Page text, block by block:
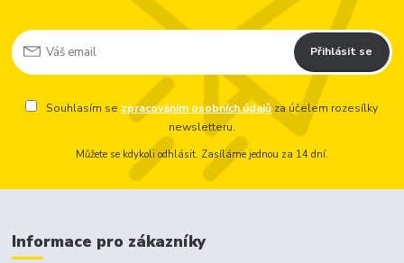
Přihlásit se
Souhlasím se zpracováním osobních údajů za účelem rozesílky
newsletteru.
Můžete se kdykoli odhlásit. Zasíláme jednou za 14 dní.
Informace pro zákazníky